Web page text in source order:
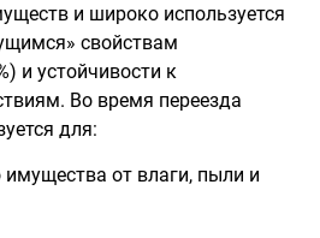
и широко используется
свойствам
и устойчивости к
Во время переезда
для:
от влаги, пыли и